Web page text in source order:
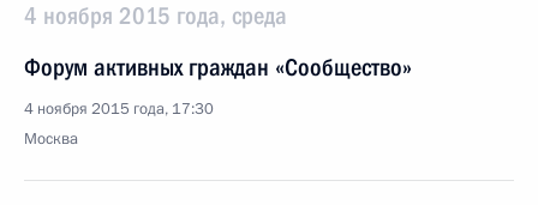
4 ноября 2015 года, среда
Форум активных граждан «Сообщество»
4 ноября 2015 года, 17:30
Москва